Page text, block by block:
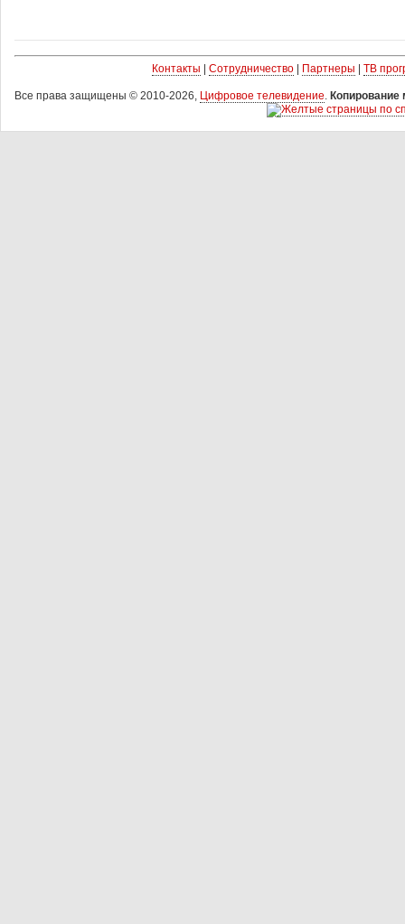
Контакты Сотрудничество| Партнеры ТВ
Все права защищены © 2010-2026, Цифровое телевидение. Копирование